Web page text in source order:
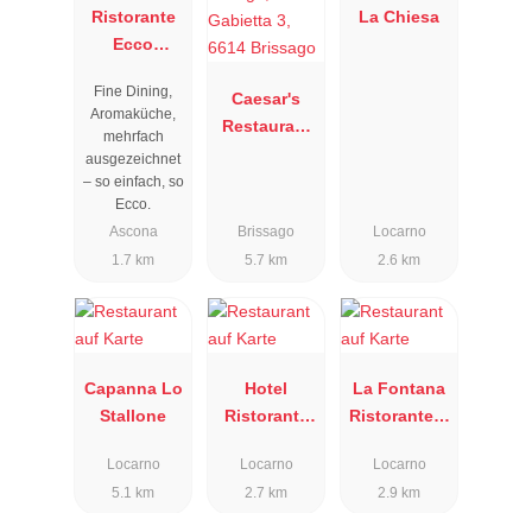
Ristorante
Ecco
Fine Dining,
Aromaküche,
mehrfach
ausgezeichnet
– so einfach, so
Ecco.
Ascona
1.7 km
Caesar's
Restaurant
Brissago
Brissago
5.7 km
La Chiesa
Locarno
2.6 km
Capanna Lo
Stallone
Locarno
5.1 km
Hotel
Ristorante
Locarno
2.7 km
La Fontana
Ristorante &
Locarno
2.9 km